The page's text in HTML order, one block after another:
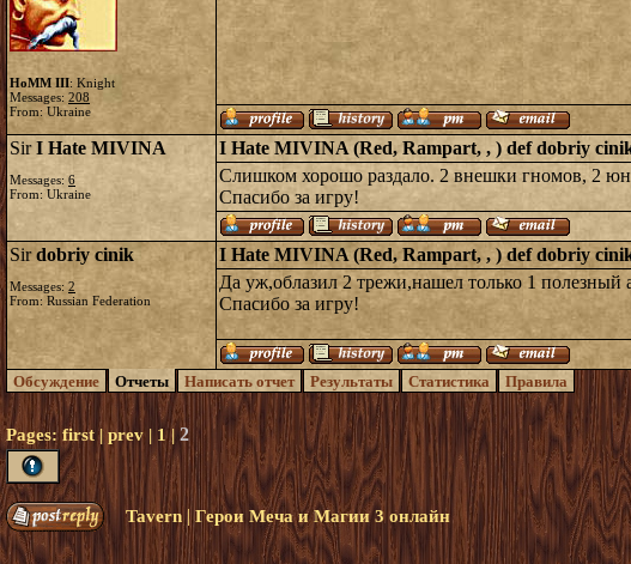
HoMM III: Knight
Messages: 208
From: Ukraine
SirI Hate MIVINA
Messages: 6
From: Ukraine
I Hate MIVINA (Red, Rampart, , ) def dobriy
Слишком хорошо раздало. 2 внешки гномов, 2
Спасибо за игру!
Sirdobriy cinik
Messages:2
From: Russian Federation
I Hate MIVINA (Red, Rampart, , ) def dobriy
Да уж,облазил 2 трежи,нашел только 1 полезный
Спасибо за игру!
Обсуждение Отчеты Написать отчет Результаты Статистика Правила
Pages:first| prev | 1| 2
Tavern | Герои Меча и Магии 3 онлайн